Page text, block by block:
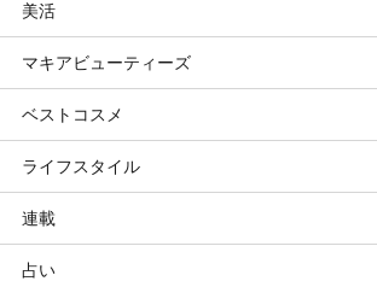
ベースメイクカタログ
メイク診断
秋新色
新色コスメスウォッチ
ビューティ速報
ニュース
ヘアカタログ
ヘアまとめ
ヘア診断
ボディケアトップ
ニュース
ボディケアまとめ
ボディケア診断
美活
美活トップ
美活グランプリ
ヘルスケア・ダイエット
マキアビューティーズ
マキアビューティーズトップ
TOPビューティーズ一覧
ビューティーズ一覧
記事ランキング
ベストコスメ
ベストコスメトップ
ベストコスメ
読者ベスコス
ライフスタイル
ライフスタイルトップ
ニュース
連載
連載トップ
占い